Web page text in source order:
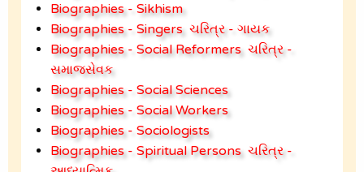
Biographies - Sikhism
Biographies - Singers ચરિત્ર - ગાયક
Biographies - Social Reformers ચરિત્ર -
સમાજસેવક
Biographies - Social Sciences
Biographies - Social Workers
Biographies - Sociologists
Biographies - Spiritual Persons ચરિત્ર -